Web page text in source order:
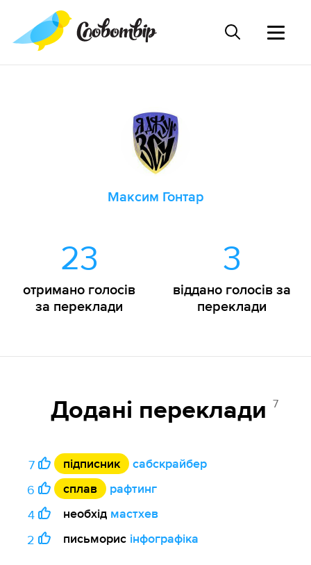
Максим Гонтар
23
отримано голосів
за переклади
3
віддано голосів за
переклади
Додані переклади 7
7 підписник
сабскрайбер
6
сплав
рафтинг
4
необхід мастхев
2
письморис інфографіка